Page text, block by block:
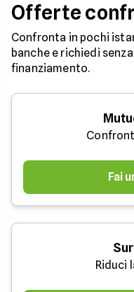
Offerte
Confronta in pochi
banche e richiedi
finanziamento.
Fai
Riduci